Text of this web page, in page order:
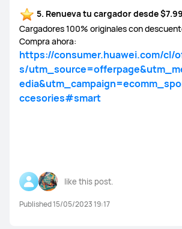
5. Renueva tu cargador desde
Cargadores 100% originales con
Compra ahora:
https://consumer.huawei.com/cl/
s/
ccesories#smart
like this post.
Published 15/05/2023 19:17